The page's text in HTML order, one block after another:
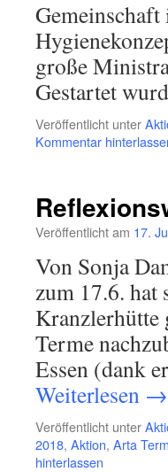
große
Gestartet
Veröffentlicht unter
Kommentar
Veröffentlicht am 17.
Von Sonja
zum 17.6. hat
Terme
Essen (dank
Weiterlesen →
Veröffentlicht unter
2018, Aktion, Arta
hinterlassen